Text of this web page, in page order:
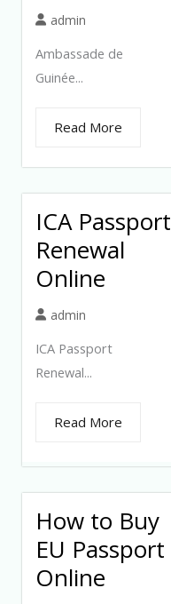
admin
Ambassade de
Guinée...
Read More
ICA Passport
Renewal
Online
admin
ICA Passport
Renewal...
Read More
How to Buy
EU Passport
Online